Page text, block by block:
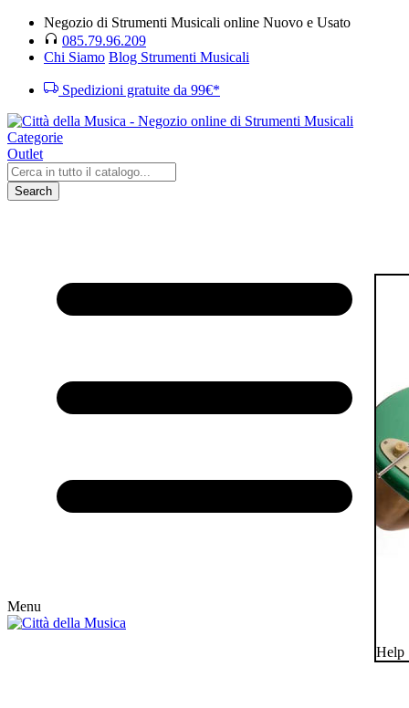
Negozio di Strumenti Musicali online Nuovo e Usato
085.79.96.209
Chi Siamo Blog Strumenti Musicali
Spedizioni gratuite da 99€*
Categorie
Outlet
Search
Menu
Help